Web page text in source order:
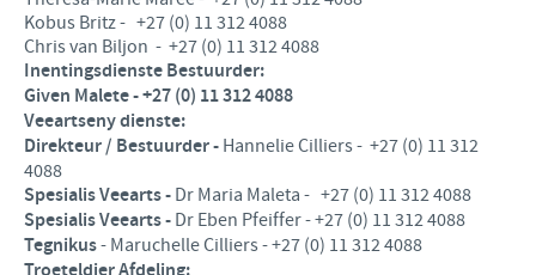
Kobus Britz - +27 (0) 11 312 4088
Chris van Biljon - +27 (0) 11 312 4088
Inentingsdienste Bestuurder:
Given Malete - +27 (0) 11 312 4088
Veeartseny dienste:
Direkteur / Bestuurder - Hannelie Cilliers - +27 (0) 11 312
4088
Spesialis Veearts - Dr Maria Maleta - +27 (0) 11 312 4088
Spesialis Veearts - Dr Eben Pfeiffer - +27 (0) 11 312 4088
Tegnikus- Maruchelle Cilliers - +27 (0) 11 312 4088